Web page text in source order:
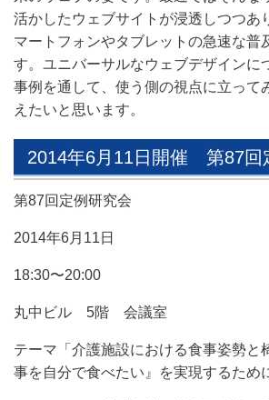
活かしたウェブサイトが浸透しつつあ
マートフォンやタブレットの急速な普
す。ユニバーサルなウェブデザインに
事例を通して、使う側の視点に立って
えたいと思います。
2014年6月11日開催 第87回
第87回定例研究会
2014年6月11日
18:30〜20:00
丸中ビル 5階 会議室
テーマ「介護施設における食事姿勢と
事を自分で食べたい』を実現するため